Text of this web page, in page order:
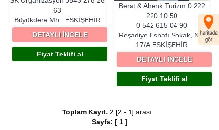
63
Büyükdere Mh. ESKIŞEHIR
DETAYLI İNCELE
Fiyat Teklifi al
Berat & Ahenk Turizm 0 222
220 10 50
0 542 615 04 90
Reşadiye Esnafı Sokak, No:
17/A ESKIŞEHIR
DETAYLI İNCELE
Fiyat Teklifi al
Toplam Kayıt: 2 [2 - 1] arası
Sayfa: [ 1]